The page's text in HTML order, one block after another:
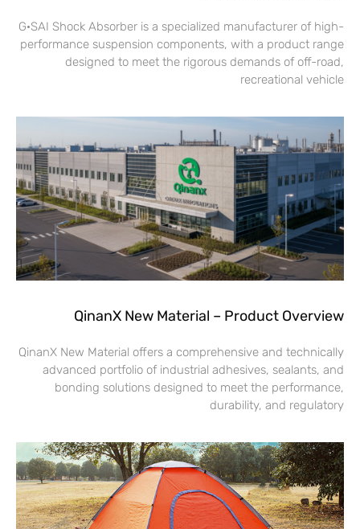
G·SAI Shock Absorber is a specialized manufacturer of high-
performance suspension components, with a product range
designed to meet the rigorous demands of off-road,
recreational vehicle
QinanX New Material – Product Overview
QinanX New Material offers a comprehensive and technically
advanced portfolio of industrial adhesives, sealants, and
bonding solutions designed to meet the performance,
durability, and regulatory